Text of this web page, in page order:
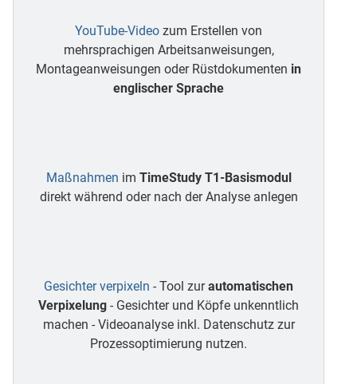
YouTube-Video zum Erstellen von
mehrsprachigen Arbeitsanweisungen,
Montageanweisungen oder Rüstdokumenten in
englischer Sprache
Maßnahmen im TimeStudy T1-Basismodul
direkt während oder nach der Analyse anlegen
Gesichter verpixeln - Tool zurautomatischen
Verpixelung - Gesichter und Köpfe unkenntlich
machen - Videoanalyse inkl. Datenschutz zur
Prozessoptimierung nutzen.